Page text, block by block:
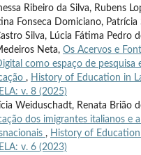
Ribeiro da Silva, Rubens
Fonseca Domiciano, Patrícia
Silva, Lúcia Fátima Pedro
Neta, Os Acervos e
como espaço de pesquisa
, History of Education in
v. 8 (2025)
Weiduschadt, Renata Brião
dos imigrantes italianos e
, History of
v. 6 (2023)